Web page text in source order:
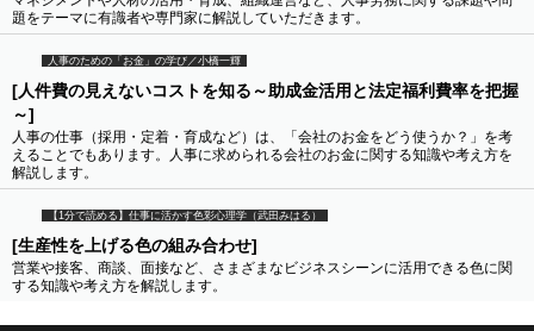
題をテーマに有識者や専門家に解説していただきます。
人事のための「お金」の学び／小橋一輝
[人件費の見えないコストを知る～助成金活用と法定福利費率を把握
～]
人事の仕事（採用・定着・育成など）は、「会社のお金をどう使うか？」を考
えることでもあります。人事に求められる会社のお金に関する知識や考え方を
解説します。
【1分で読める】仕事に活かす色彩心理学（武田みはる）
[生産性を上げる色の組み合わせ]
営業や接客、商談、面接など、さまざまなビジネスシーンに活用できる色に関
する知識や考え方を解説します。